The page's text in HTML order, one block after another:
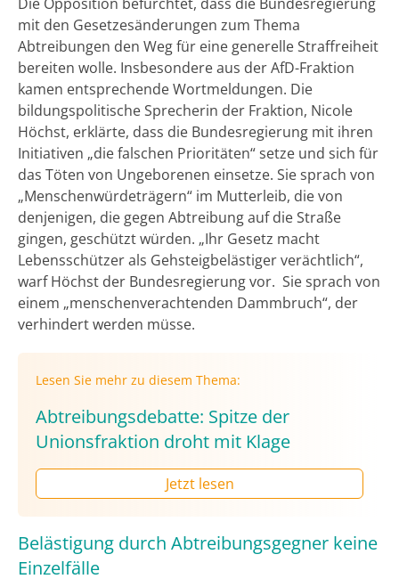
mit den Gesetzesänderungen zum Thema
Abtreibungen den Weg für eine generelle Straffreiheit
bereiten wolle. Insbesondere aus der AfD-Fraktion
kamen entsprechende Wortmeldungen. Die
bildungspolitische Sprecherin der Fraktion, Nicole
Höchst, erklärte, dass die Bundesregierung mit ihren
Initiativen „die falschen Prioritäten“ setze und sich für
das Töten von Ungeborenen einsetze. Sie sprach von
„Menschenwürdeträgern“ im Mutterleib, die von
denjenigen, die gegen Abtreibung auf die Straße
gingen, geschützt würden. „Ihr Gesetz macht
Lebensschützer als Gehsteigbelästiger verächtlich“,
warf Höchst der Bundesregierung vor. Sie sprach von
einem „menschenverachtenden Dammbruch“, der
verhindert werden müsse.
Lesen Sie mehr zu diesem Thema:
Abtreibungsdebatte: Spitze der
Unionsfraktion droht mit Klage
Jetzt lesen
Belästigung durch Abtreibungsgegner keine
Einzelfälle